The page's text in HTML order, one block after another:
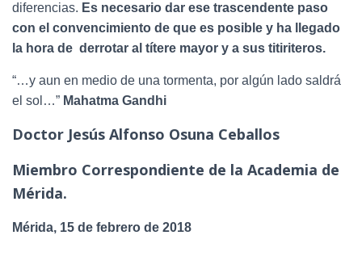
diferencias. Es necesario dar ese trascendente paso
con el convencimiento de que es posible y ha llegado
la hora de derrotar al títere mayor y a sus titiriteros.
“…y aun en medio de una tormenta, por algún lado saldrá
el sol…” Mahatma Gandhi
Doctor Jesús Alfonso Osuna Ceballos
Miembro Correspondiente de la Academia de
Mérida.
Mérida, 15 de febrero de 2018